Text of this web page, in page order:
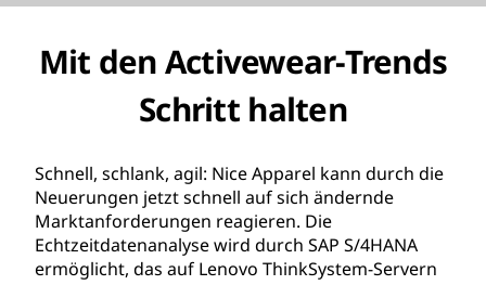
Mit den Activewear-Trends
Schritt halten
Schnell, schlank, agil: Nice Apparel kann durch die
Neuerungen jetzt schnell auf sich ändernde
Marktanforderungen reagieren. Die
Echtzeitdatenanalyse wird durch SAP S/4HANA
ermöglicht, das auf Lenovo ThinkSystem-Servern